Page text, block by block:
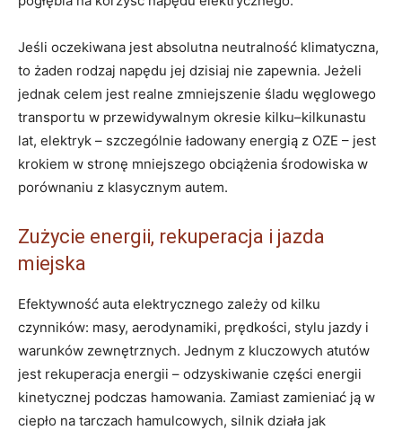
Jeśli oczekiwana jest absolutna neutralność klimatyczna,
to żaden rodzaj napędu jej dzisiaj nie zapewnia. Jeżeli
jednak celem jest realne zmniejszenie śladu węglowego
transportu w przewidywalnym okresie kilku–kilkunastu
lat, elektryk – szczególnie ładowany energią z OZE – jest
krokiem w stronę mniejszego obciążenia środowiska w
porównaniu z klasycznym autem.
Zużycie energii, rekuperacja i jazda
miejska
Efektywność auta elektrycznego zależy od kilku
czynników: masy, aerodynamiki, prędkości, stylu jazdy i
warunków zewnętrznych. Jednym z kluczowych atutów
jest rekuperacja energii – odzyskiwanie części energii
kinetycznej podczas hamowania. Zamiast zamieniać ją w
ciepło na tarczach hamulcowych, silnik działa jak